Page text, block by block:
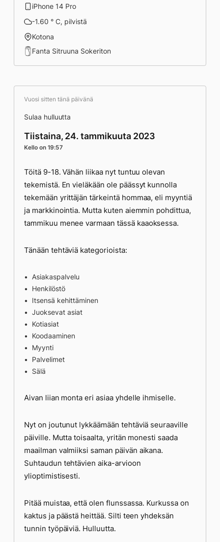
iPhone 14 Pro
-1.60 ° C, pilvistä
Kotona
Fanta Sitruuna Sokeriton
Vuosi sitten tänä päivänä
Sulaa hulluutta
Tiistaina, 24. tammikuuta 2023
Kello on 19:57
Töitä 9-18. Vähän liikaa nyt tuntuu olevan
tekemistä. En vieläkään ole päässyt kunnolla
tekemään yrittäjän tärkeintä hommaa, eli myyntiä
ja markkinointia. Mutta kuten aiemmin pohdittua,
tammikuu menee varmaan tässä kaaoksessa.
Tänään tehtäviä kategorioista:
Asiakaspalvelu
Henkilöstö
Itsensä kehittäminen
Juoksevat asiat
Kotiasiat
Koodaaminen
Myynti
Palvelimet
Sälä
Aivan liian monta eri asiaa yhdelle ihmiselle.
Nyt on joutunut lykkäämään tehtäviä seuraaville
päiville. Mutta toisaalta, yritän monesti saada
maailman valmiiksi saman päivän aikana.
Suhtaudun tehtävien aika-arvioon
ylioptimistisesti.
Pitää muistaa, että olen flunssassa. Kurkussa on
kaktus ja päästä heittää. Silti teen yhdeksän
tunnin työpäiviä. Hulluutta.